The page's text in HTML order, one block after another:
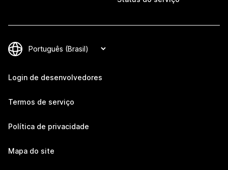
Login de desenvolvedores
Termos de serviço
Política de privacidade
Mapa do site